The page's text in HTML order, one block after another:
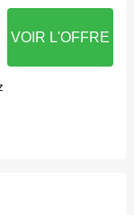
VOIR L'OFFRE